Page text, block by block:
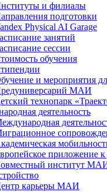
и филиалы
подготовки
Physical AI Garage
занятий
сессии
обучения
и мероприятия
МАИ
технопарк
деятельность
приложение
институт
карьеры МАИ